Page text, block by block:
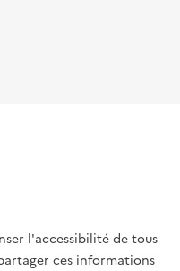
l'accessibilité de tous
ces informations